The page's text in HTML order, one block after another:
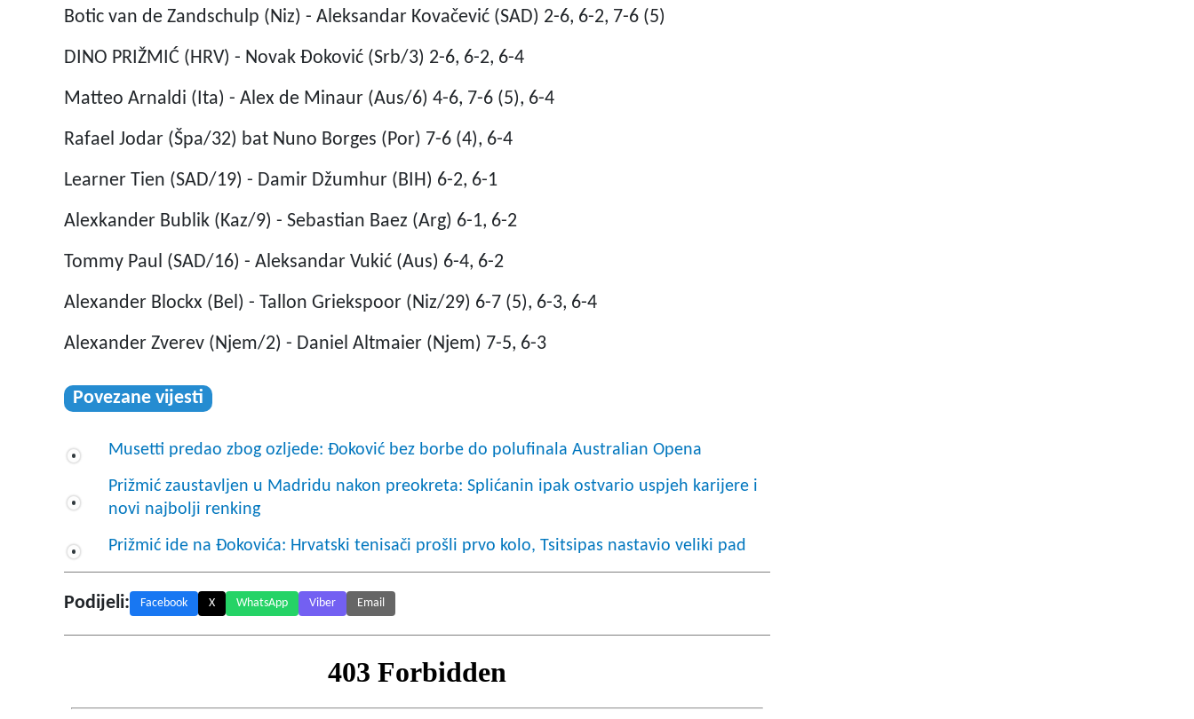
Botic van de Zandschulp (Niz) - Aleksandar Kovačević (SAD) 2-6, 6-2, 7-6 (5)
DINO PRIŽMIĆ (HRV) - Novak Đoković (Srb/3) 2-6, 6-2, 6-4
Matteo Arnaldi (Ita) - Alex de Minaur (Aus/6) 4-6, 7-6 (5), 6-4
Rafael Jodar (Špa/32) bat Nuno Borges (Por) 7-6 (4), 6-4
Learner Tien (SAD/19) - Damir Džumhur (BIH) 6-2, 6-1
Alexkander Bublik (Kaz/9) - Sebastian Baez (Arg) 6-1, 6-2
Tommy Paul (SAD/16) - Aleksandar Vukić (Aus) 6-4, 6-2
Alexander Blockx (Bel) - Tallon Griekspoor (Niz/29) 6-7 (5), 6-3, 6-4
Alexander Zverev (Njem/2) - Daniel Altmaier (Njem) 7-5, 6-3
Povezane vijesti
Musetti predao zbog ozljede: Đoković bez borbe do polufinala Australian Opena
Prižmić zaustavljen u Madridu nakon preokreta: Splićanin ipak ostvario uspjeh karijere i
novi najbolji renking
Prižmić ide na Đokovića: Hrvatski tenisači prošli prvo kolo, Tsitsipas nastavio veliki pad
Podijeli: Facebook X WhatsApp Viber Email